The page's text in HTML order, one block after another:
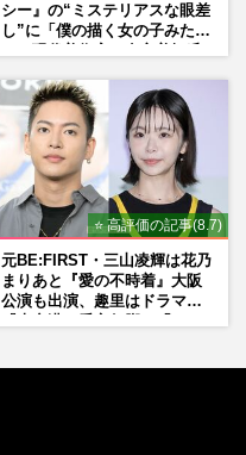
シー』の“ミステリアスな眼差
し”に「僕の描く女の子みた
⭐ 高評価の記事(8.7)
元BE:FIRST・三山凌輝は花乃
まりあと『愛の不時着』大阪
公演も出演、趣里はドラマ